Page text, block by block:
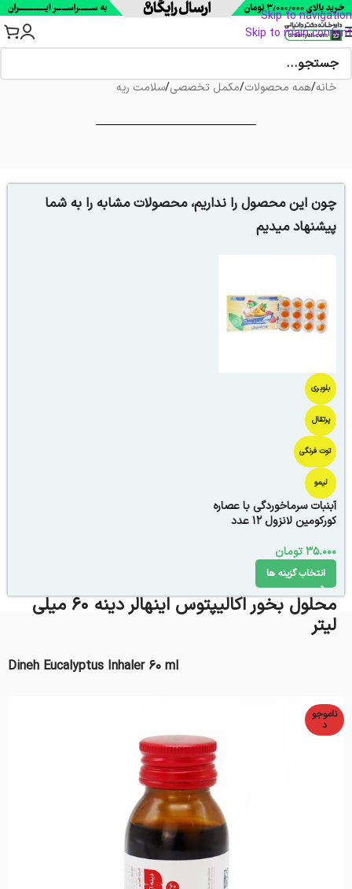
Skip to navigation
Skip to main content
خانه/همه محصولات/مکمل تخصصی/سلامت ریه
چون این محصول را نداریم، محصولات مشابه را به شما
پیشنهاد میدیم
بلوبری
پرتقال
توت فرنگی
لیمو
آبنبات سرماخوردگی با عصاره
کورکومین لانزول 12 عدد
35.000تومان
انتخاب گزینه ها
محلول بخور اکالیپتوس اینهالر دینه ۶۰ میلی
لیتر
Dineh Eucalyptus Inhaler 60 ml
ناموجو
د